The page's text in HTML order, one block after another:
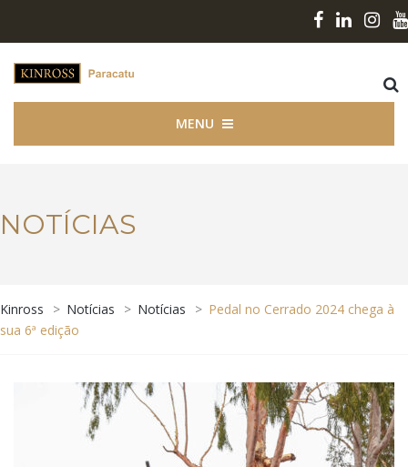
MENU
NOTÍCIAS
Kinross > Notícias > Notícias > Pedal no Cerrado 2024 chega à
sua 6ª edição